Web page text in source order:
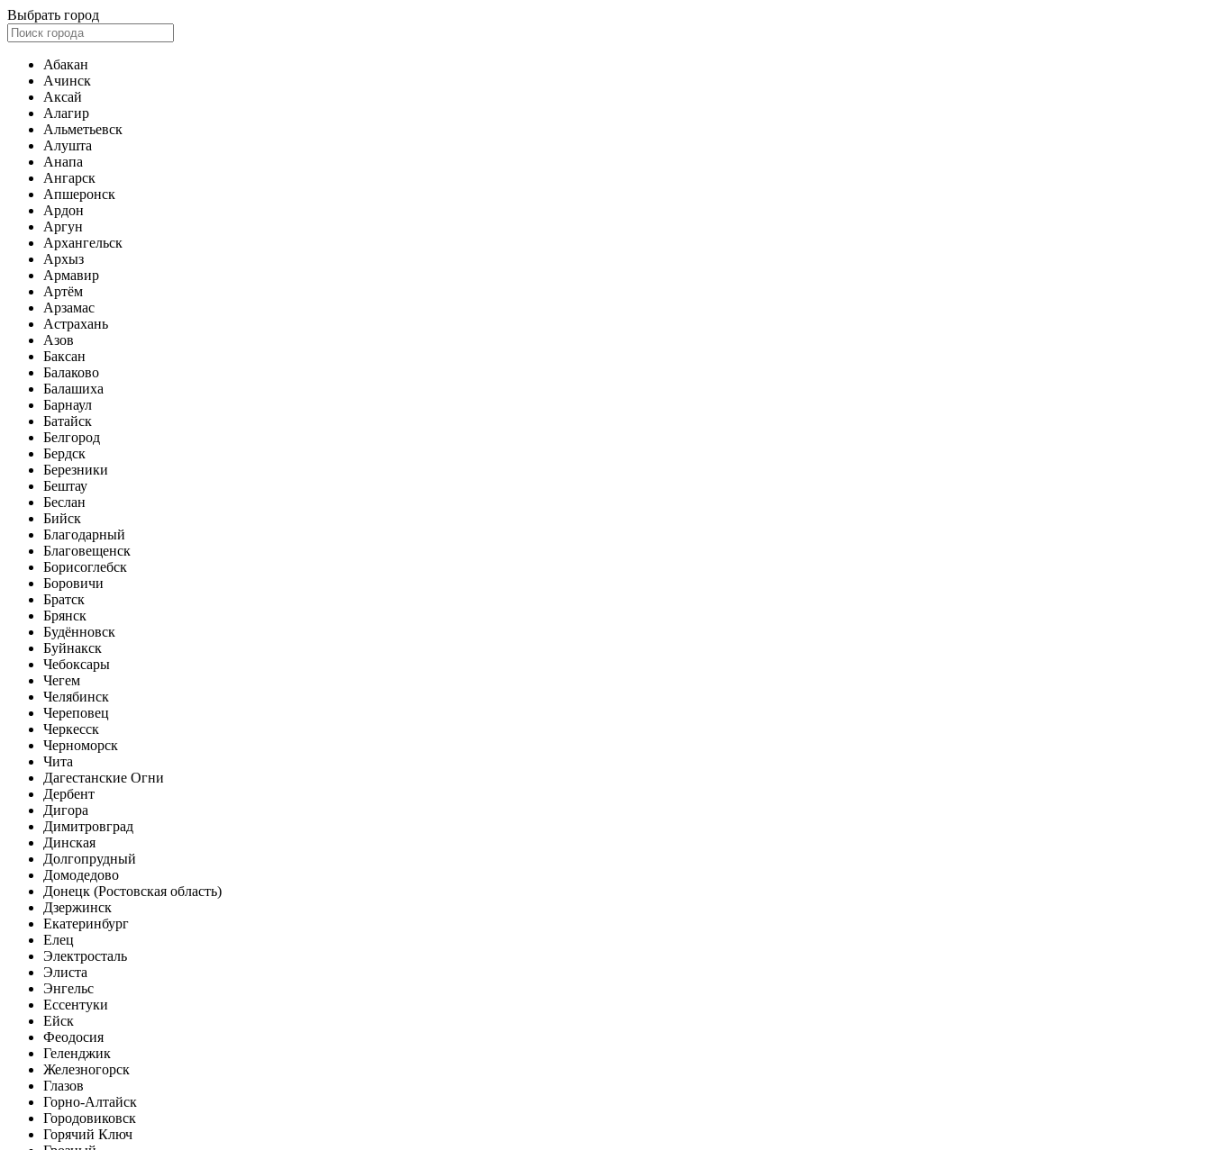
Выбрать город
Абакан
Ачинск
Аксай
Алагир
Альметьевск
Алушта
Анапа
Ангарск
Апшеронск
Ардон
Аргун
Архангельск
Архыз
Армавир
Артём
Арзамас
Астрахань
Азов
Баксан
Балаково
Балашиха
Барнаул
Батайск
Белгород
Бердск
Березники
Бештау
Беслан
Бийск
Благодарный
Благовещенск
Борисоглебск
Боровичи
Братск
Брянск
Будённовск
Буйнакск
Чебоксары
Чегем
Челябинск
Череповец
Черкесск
Черноморск
Чита
Дагестанские Огни
Дербент
Дигора
Димитровград
Динская
Долгопрудный
Домодедово
Донецк (Ростовская область)
Дзержинск
Екатеринбург
Елец
Электросталь
Элиста
Энгельс
Ессентуки
Ейск
Феодосия
Геленджик
Железногорск
Глазов
Горно-Алтайск
Городовиковск
Горячий Ключ